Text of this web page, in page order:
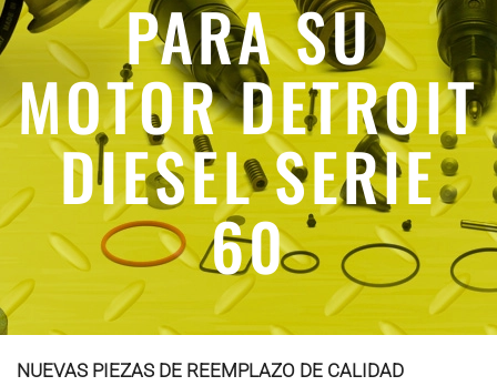
PARA SU
MOTOR DETROIT
DIESEL SERIE
60
NUEVAS PIEZAS DE REEMPLAZO DE CALIDAD